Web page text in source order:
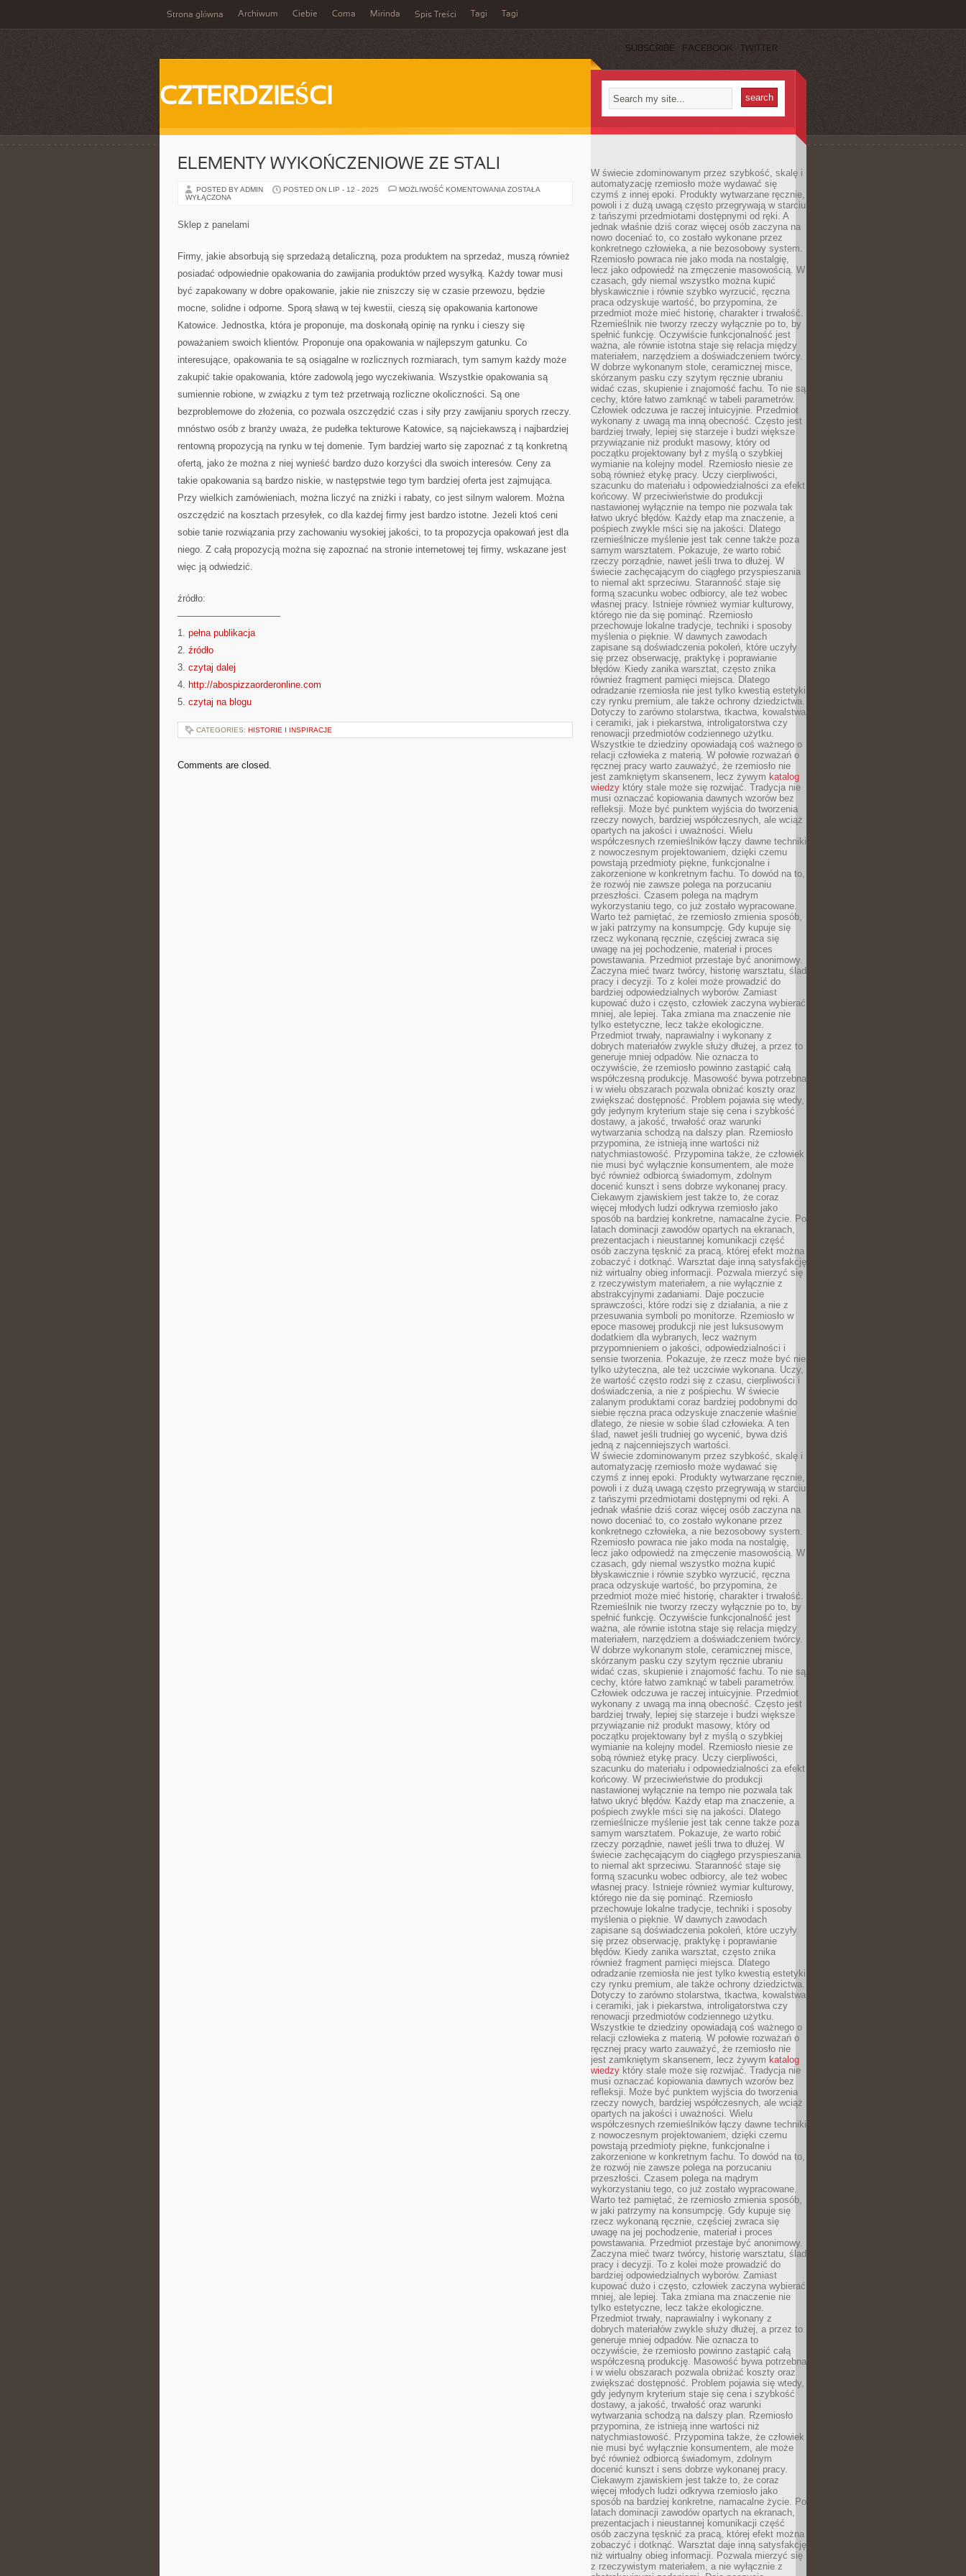
Strona główna Archiwum Ciebie Coma Mirinda Spis Treści Tagi Tagi
SUBSCRIBE FACEBOOK TWITTER
CZTERDZIEŚCI
ELEMENTY WYKOŃCZENIOWE ZE STALI
POSTED BY ADMIN POSTED ON LIP - 12 - 2025 MOŻLIWOŚĆ KOMENTOWANIA ELEMENTY
ZOSTAŁA
WYŁĄCZONA
Sklep z panelami
Firmy, jakie absorbują się sprzedażą detaliczną, poza produktem na sprzedaż, muszą również
posiadać odpowiednie opakowania do zawijania produktów przed wysyłką. Każdy towar musi
być zapakowany w dobre opakowanie, jakie nie zniszczy się w czasie przewozu, będzie
mocne, solidne i odporne. Sporą sławą w tej kwestii, cieszą się opakowania kartonowe
Katowice. Jednostka, która je proponuje, ma doskonałą opinię na rynku i cieszy się
poważaniem swoich klientów. Proponuje ona opakowania w najlepszym gatunku. Co
interesujące, opakowania te są osiągalne w rozlicznych rozmiarach, tym samym każdy może
zakupić takie opakowania, które zadowolą jego wyczekiwania. Wszystkie opakowania są
sumiennie robione, w związku z tym też przetrwają rozliczne okoliczności. Są one
bezproblemowe do złożenia, co pozwala oszczędzić czas i siły przy zawijaniu sporych rzeczy.
mnóstwo osób z branży uważa, że pudełka tekturowe Katowice, są najciekawszą i najbardziej
rentowną propozycją na rynku w tej domenie. Tym bardziej warto się zapoznać z tą konkretną
ofertą, jako że można z niej wynieść bardzo dużo korzyści dla swoich interesów. Ceny za
takie opakowania są bardzo niskie, w następstwie tego tym bardziej oferta jest zajmująca.
Przy wielkich zamówieniach, można liczyć na zniżki i rabaty, co jest silnym walorem. Można
oszczędzić na kosztach przesyłek, co dla każdej firmy jest bardzo istotne. Jeżeli ktoś ceni
sobie tanie rozwiązania przy zachowaniu wysokiej jakości, to ta propozycja opakowań jest dla
niego. Z całą propozycją można się zapoznać na stronie internetowej tej firmy, wskazane jest
więc ją odwiedzić.
źródło:
———————————
1. pełna publikacja
2. źródło
3. czytaj dalej
4. http://abospizzaorderonline.com
5. czytaj na blogu
CATEGORIES: HISTORIE I INSPIRACJE
Comments are closed.
W świecie zdominowanym przez szybkość, skalę i
automatyzację rzemiosło może wydawać się
czymś z innej epoki. Produkty wytwarzane ręcznie,
powoli i z dużą uwagą często przegrywają w starciu
z tańszymi przedmiotami dostępnymi od ręki. A
jednak właśnie dziś coraz więcej osób zaczyna na
nowo doceniać to, co zostało wykonane przez
konkretnego człowieka, a nie bezosobowy system.
Rzemiosło powraca nie jako moda na nostalgię,
lecz jako odpowiedź na zmęczenie masowością. W
czasach, gdy niemal wszystko można kupić
błyskawicznie i równie szybko wyrzucić, ręczna
praca odzyskuje wartość, bo przypomina, że
przedmiot może mieć historię, charakter i trwałość.
Rzemieślnik nie tworzy rzeczy wyłącznie po to, by
spełnić funkcję. Oczywiście funkcjonalność jest
ważna, ale równie istotna staje się relacja między
materiałem, narzędziem a doświadczeniem twórcy.
W dobrze wykonanym stole, ceramicznej misce,
skórzanym pasku czy szytym ręcznie ubraniu
widać czas, skupienie i znajomość fachu. To nie są
cechy, które łatwo zamknąć w tabeli parametrów.
Człowiek odczuwa je raczej intuicyjnie. Przedmiot
wykonany z uwagą ma inną obecność. Często jest
bardziej trwały, lepiej się starzeje i budzi większe
przywiązanie niż produkt masowy, który od
początku projektowany był z myślą o szybkiej
wymianie na kolejny model. Rzemiosło niesie ze
sobą również etykę pracy. Uczy cierpliwości,
szacunku do materiału i odpowiedzialności za efekt
końcowy. W przeciwieństwie do produkcji
nastawionej wyłącznie na tempo nie pozwala tak
łatwo ukryć błędów. Każdy etap ma znaczenie, a
pośpiech zwykle mści się na jakości. Dlatego
rzemieślnicze myślenie jest tak cenne także poza
samym warsztatem. Pokazuje, że warto robić
rzeczy porządnie, nawet jeśli trwa to dłużej. W
świecie zachęcającym do ciągłego przyspieszania
to niemal akt sprzeciwu. Staranność staje się
formą szacunku wobec odbiorcy, ale też wobec
własnej pracy. Istnieje również wymiar kulturowy,
którego nie da się pominąć. Rzemiosło
przechowuje lokalne tradycje, techniki i sposoby
myślenia o pięknie. W dawnych zawodach
zapisane są doświadczenia pokoleń, które uczyły
się przez obserwację, praktykę i poprawianie
błędów. Kiedy zanika warsztat, często znika
również fragment pamięci miejsca. Dlatego
odradzanie rzemiosła nie jest tylko kwestią estetyki
czy rynku premium, ale także ochrony dziedzictwa.
Dotyczy to zarówno stolarstwa, tkactwa, kowalstwa
i ceramiki, jak i piekarstwa, introligatorstwa czy
renowacji przedmiotów codziennego użytku.
Wszystkie te dziedziny opowiadają coś ważnego o
relacji człowieka z materią. W połowie rozważań o
ręcznej pracy warto zauważyć, że rzemiosło nie
jest zamkniętym skansenem, lecz żywym katalog
wiedzy który stale może się rozwijać. Tradycja nie
musi oznaczać kopiowania dawnych wzorów bez
refleksji. Może być punktem wyjścia do tworzenia
rzeczy nowych, bardziej współczesnych, ale wciąż
opartych na jakości i uważności. Wielu
współczesnych rzemieślników łączy dawne techniki
z nowoczesnym projektowaniem, dzięki czemu
powstają przedmioty piękne, funkcjonalne i
zakorzenione w konkretnym fachu. To dowód na to,
że rozwój nie zawsze polega na porzucaniu
przeszłości. Czasem polega na mądrym
wykorzystaniu tego, co już zostało wypracowane.
Warto też pamiętać, że rzemiosło zmienia sposób,
w jaki patrzymy na konsumpcję. Gdy kupuje się
rzecz wykonaną ręcznie, częściej zwraca się
uwagę na jej pochodzenie, materiał i proces
powstawania. Przedmiot przestaje być anonimowy.
Zaczyna mieć twarz twórcy, historię warsztatu, ślad
pracy i decyzji. To z kolei może prowadzić do
bardziej odpowiedzialnych wyborów. Zamiast
kupować dużo i często, człowiek zaczyna wybierać
mniej, ale lepiej. Taka zmiana ma znaczenie nie
tylko estetyczne, lecz także ekologiczne.
Przedmiot trwały, naprawialny i wykonany z
dobrych materiałów zwykle służy dłużej, a przez to
generuje mniej odpadów. Nie oznacza to
oczywiście, że rzemiosło powinno zastąpić całą
współczesną produkcję. Masowość bywa potrzebna
i w wielu obszarach pozwala obniżać koszty oraz
zwiększać dostępność. Problem pojawia się wtedy,
gdy jedynym kryterium staje się cena i szybkość
dostawy, a jakość, trwałość oraz warunki
wytwarzania schodzą na dalszy plan. Rzemiosło
przypomina, że istnieją inne wartości niż
natychmiastowość. Przypomina także, że człowiek
nie musi być wyłącznie konsumentem, ale może
być również odbiorcą świadomym, zdolnym
docenić kunszt i sens dobrze wykonanej pracy.
Ciekawym zjawiskiem jest także to, że coraz
więcej młodych ludzi odkrywa rzemiosło jako
sposób na bardziej konkretne, namacalne życie. Po
latach dominacji zawodów opartych na ekranach,
prezentacjach i nieustannej komunikacji część
osób zaczyna tęsknić za pracą, której efekt można
zobaczyć i dotknąć. Warsztat daje inną satysfakcję
niż wirtualny obieg informacji. Pozwala mierzyć się
z rzeczywistym materiałem, a nie wyłącznie z
abstrakcyjnymi zadaniami. Daje poczucie
sprawczości, które rodzi się z działania, a nie z
przesuwania symboli po monitorze. Rzemiosło w
epoce masowej produkcji nie jest luksusowym
dodatkiem dla wybranych, lecz ważnym
przypomnieniem o jakości, odpowiedzialności i
sensie tworzenia. Pokazuje, że rzecz może być nie
tylko użyteczna, ale też uczciwie wykonana. Uczy,
że wartość często rodzi się z czasu, cierpliwości i
doświadczenia, a nie z pośpiechu. W świecie
zalanym produktami coraz bardziej podobnymi do
siebie ręczna praca odzyskuje znaczenie właśnie
dlatego, że niesie w sobie ślad człowieka. A ten
ślad, nawet jeśli trudniej go wycenić, bywa dziś
jedną z najcenniejszych wartości.
W świecie zdominowanym przez szybkość, skalę i
automatyzację rzemiosło może wydawać się
czymś z innej epoki. Produkty wytwarzane ręcznie,
powoli i z dużą uwagą często przegrywają w starciu
z tańszymi przedmiotami dostępnymi od ręki. A
jednak właśnie dziś coraz więcej osób zaczyna na
nowo doceniać to, co zostało wykonane przez
konkretnego człowieka, a nie bezosobowy system.
Rzemiosło powraca nie jako moda na nostalgię,
lecz jako odpowiedź na zmęczenie masowością. W
czasach, gdy niemal wszystko można kupić
błyskawicznie i równie szybko wyrzucić, ręczna
praca odzyskuje wartość, bo przypomina, że
przedmiot może mieć historię, charakter i trwałość.
Rzemieślnik nie tworzy rzeczy wyłącznie po to, by
spełnić funkcję. Oczywiście funkcjonalność jest
ważna, ale równie istotna staje się relacja między
materiałem, narzędziem a doświadczeniem twórcy.
W dobrze wykonanym stole, ceramicznej misce,
skórzanym pasku czy szytym ręcznie ubraniu
widać czas, skupienie i znajomość fachu. To nie są
cechy, które łatwo zamknąć w tabeli parametrów.
Człowiek odczuwa je raczej intuicyjnie. Przedmiot
wykonany z uwagą ma inną obecność. Często jest
bardziej trwały, lepiej się starzeje i budzi większe
przywiązanie niż produkt masowy, który od
początku projektowany był z myślą o szybkiej
wymianie na kolejny model. Rzemiosło niesie ze
sobą również etykę pracy. Uczy cierpliwości,
szacunku do materiału i odpowiedzialności za efekt
końcowy. W przeciwieństwie do produkcji
nastawionej wyłącznie na tempo nie pozwala tak
łatwo ukryć błędów. Każdy etap ma znaczenie, a
pośpiech zwykle mści się na jakości. Dlatego
rzemieślnicze myślenie jest tak cenne także poza
samym warsztatem. Pokazuje, że warto robić
rzeczy porządnie, nawet jeśli trwa to dłużej. W
świecie zachęcającym do ciągłego przyspieszania
to niemal akt sprzeciwu. Staranność staje się
formą szacunku wobec odbiorcy, ale też wobec
własnej pracy. Istnieje również wymiar kulturowy,
którego nie da się pominąć. Rzemiosło
przechowuje lokalne tradycje, techniki i sposoby
myślenia o pięknie. W dawnych zawodach
zapisane są doświadczenia pokoleń, które uczyły
się przez obserwację, praktykę i poprawianie
błędów. Kiedy zanika warsztat, często znika
również fragment pamięci miejsca. Dlatego
odradzanie rzemiosła nie jest tylko kwestią estetyki
czy rynku premium, ale także ochrony dziedzictwa.
Dotyczy to zarówno stolarstwa, tkactwa, kowalstwa
i ceramiki, jak i piekarstwa, introligatorstwa czy
renowacji przedmiotów codziennego użytku.
Wszystkie te dziedziny opowiadają coś ważnego o
relacji człowieka z materią. W połowie rozważań o
ręcznej pracy warto zauważyć, że rzemiosło nie
jest zamkniętym skansenem, lecz żywym katalog
wiedzy który stale może się rozwijać. Tradycja nie
musi oznaczać kopiowania dawnych wzorów bez
refleksji. Może być punktem wyjścia do tworzenia
rzeczy nowych, bardziej współczesnych, ale wciąż
opartych na jakości i uważności. Wielu
współczesnych rzemieślników łączy dawne techniki
z nowoczesnym projektowaniem, dzięki czemu
powstają przedmioty piękne, funkcjonalne i
zakorzenione w konkretnym fachu. To dowód na to,
że rozwój nie zawsze polega na porzucaniu
przeszłości. Czasem polega na mądrym
wykorzystaniu tego, co już zostało wypracowane.
Warto też pamiętać, że rzemiosło zmienia sposób,
w jaki patrzymy na konsumpcję. Gdy kupuje się
rzecz wykonaną ręcznie, częściej zwraca się
uwagę na jej pochodzenie, materiał i proces
powstawania. Przedmiot przestaje być anonimowy.
Zaczyna mieć twarz twórcy, historię warsztatu, ślad
pracy i decyzji. To z kolei może prowadzić do
bardziej odpowiedzialnych wyborów. Zamiast
kupować dużo i często, człowiek zaczyna wybierać
mniej, ale lepiej. Taka zmiana ma znaczenie nie
tylko estetyczne, lecz także ekologiczne.
Przedmiot trwały, naprawialny i wykonany z
dobrych materiałów zwykle służy dłużej, a przez to
generuje mniej odpadów. Nie oznacza to
oczywiście, że rzemiosło powinno zastąpić całą
współczesną produkcję. Masowość bywa potrzebna
i w wielu obszarach pozwala obniżać koszty oraz
zwiększać dostępność. Problem pojawia się wtedy,
gdy jedynym kryterium staje się cena i szybkość
dostawy, a jakość, trwałość oraz warunki
wytwarzania schodzą na dalszy plan. Rzemiosło
przypomina, że istnieją inne wartości niż
natychmiastowość. Przypomina także, że człowiek
nie musi być wyłącznie konsumentem, ale może
być również odbiorcą świadomym, zdolnym
docenić kunszt i sens dobrze wykonanej pracy.
Ciekawym zjawiskiem jest także to, że coraz
więcej młodych ludzi odkrywa rzemiosło jako
sposób na bardziej konkretne, namacalne życie. Po
latach dominacji zawodów opartych na ekranach,
prezentacjach i nieustannej komunikacji część
osób zaczyna tęsknić za pracą, której efekt można
zobaczyć i dotknąć. Warsztat daje inną satysfakcję
niż wirtualny obieg informacji. Pozwala mierzyć się
z rzeczywistym materiałem, a nie wyłącznie z